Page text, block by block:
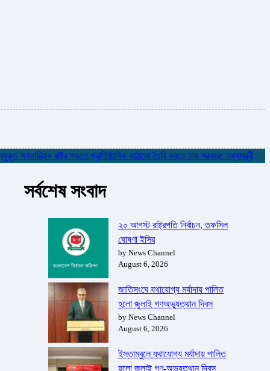
রাষ্ট্র গড়তে প্রাতিষ্ঠানিক কাঠামো তৈরি করতে চায় সরকার: তথ্যমন্ত্রী ✮
সর্বশেষ সংবাদ
২০ আগস্ট রাষ্ট্রপতি নির্বাচন, তফসিল
ঘোষণা ইসির
by News Channel
August 6, 2026
জাতিসংঘে যথাযোগ্য মর্যাদায় পালিত
হলো জুলাই গণঅভ্যুত্থান দিবস
by News Channel
August 6, 2026
ইস্তাম্বুলে যথাযোগ্য মর্যাদায় পালিত
হলো জুলাই গণ-অভ্যুত্থান দিবস